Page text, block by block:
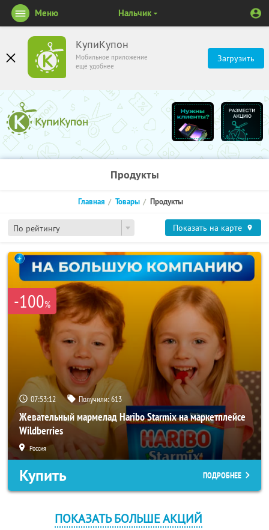
КупиКупон
Мобильное приложение
ещё удобнее
Загрузить
Меню Нальчик
Продукты
По рейтингу
Главная Товары Продукты
Показать на карте
-100%
07:53:12 Получили:613
Жевательный мармелад Haribo Starmix на маркетплейсе
Wildberries
Россия
Купить ПОДРОБНЕЕ
ПОКАЗАТЬ БОЛЬШЕ АКЦИЙ